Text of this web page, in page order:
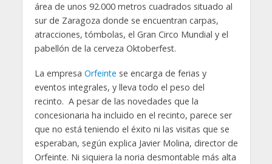
área de unos 92.000 metros cuadrados situado al
sur de Zaragoza donde se encuentran carpas,
atracciones, tómbolas, el Gran Circo Mundial y el
pabellón de la cerveza Oktoberfest.
La empresa Orfeinte se encarga de ferias y
eventos integrales, y lleva todo el peso del
recinto. A pesar de las novedades que la
concesionaria ha incluido en el recinto, parece ser
que no está teniendo el éxito ni las visitas que se
esperaban, según explica Javier Molina, director de
Orfeinte. Ni siquiera la noria desmontable más alta